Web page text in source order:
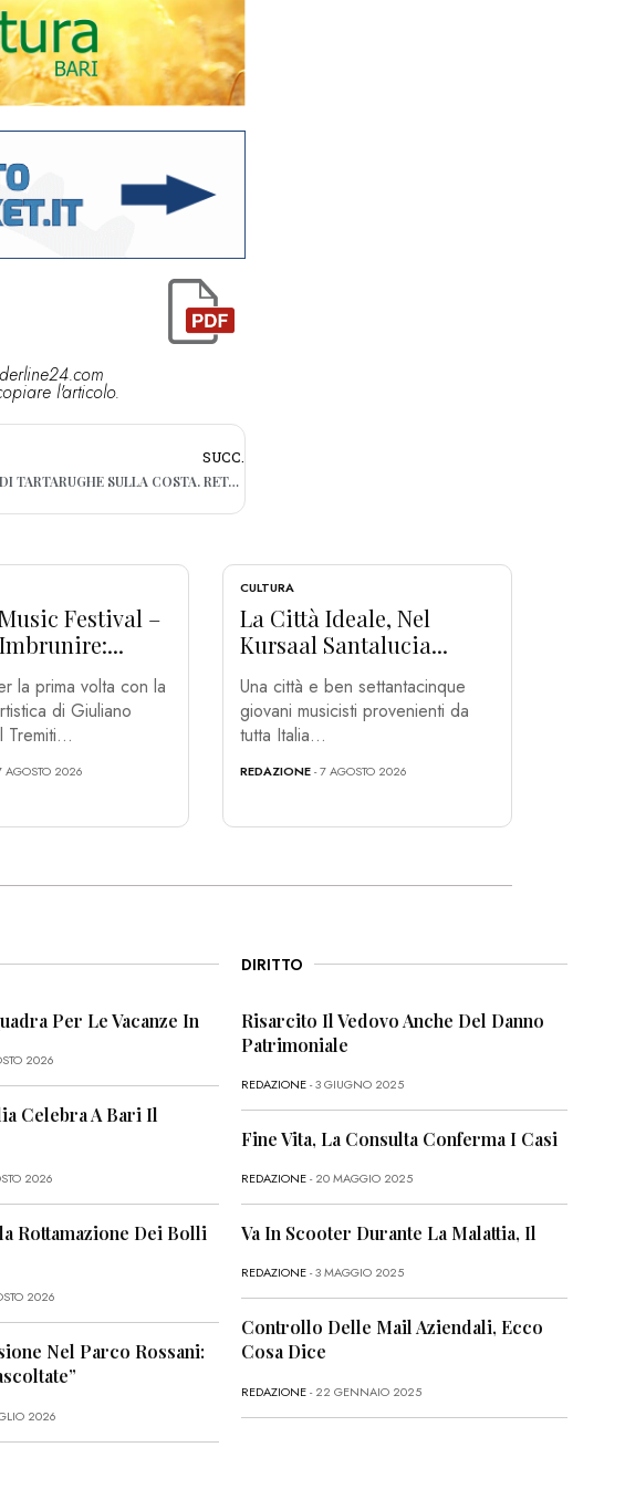
l'articolo.
SUCC.
BARI, TRE CARCASSE DI TARTARUGHE SULLA COSTA. RETAKE: “SPERIAMO CHE LA CAUSA NON SIA L’INQUINAMENTO”
Festival –
la prima volta con la
di Giuliano
Tremiti...
AGOSTO 2026
CULTURA
La Città Ideale, Nel
Kursaal Santalucia...
Una città e ben settantacinque
giovani musicisti provenienti da
tutta Italia...
REDAZIONE- 7 AGOSTO 2026
Per Le Vacanze In
2026
Celebra A Bari Il
2026
Rottamazione Dei Bolli
2026
Nel Parco Rossani:
2026
DIRITTO
Risarcito Il Vedovo Anche Del Danno
Patrimoniale
REDAZIONE- 3 GIUGNO 2025
Fine Vita, La Consulta Conferma I Casi
REDAZIONE- 20 MAGGIO 2025
Va In Scooter Durante La Malattia, Il
REDAZIONE- 3 MAGGIO 2025
Controllo Delle Mail Aziendali, Ecco
Cosa Dice
REDAZIONE- 22 GENNAIO 2025